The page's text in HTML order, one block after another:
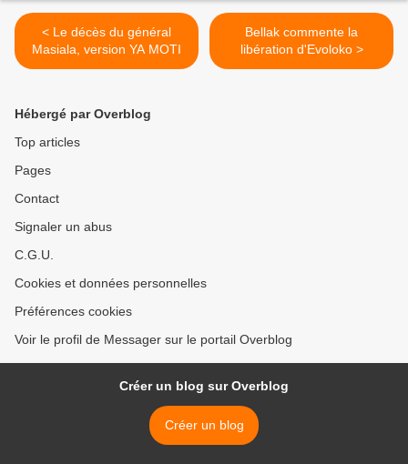
< Le décès du général
Masiala, version YA MOTI
Bellak commente la
libération d'Evoloko >
Hébergé par Overblog
Top articles
Pages
Contact
Signaler un abus
C.G.U.
Cookies et données personnelles
Préférences cookies
Voir le profil de Messager sur le portail Overblog
Créer un blog sur Overblog
Créer un blog